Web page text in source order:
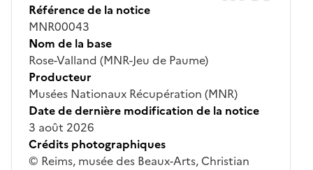
Référence de la notice
MNR00043
Nom de la base
Rose-Valland (MNR-Jeu de Paume)
Producteur
Musées Nationaux Récupération (MNR)
Date de dernière modification de la notice
3 août 2026
Crédits photographiques
© Reims, musée des Beaux-Arts, Christian